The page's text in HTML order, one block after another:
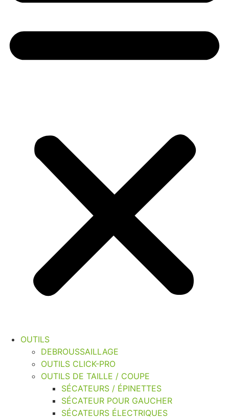
OUTILS
DEBROUSSAILLAGE
OUTILS CLICK-PRO
OUTILS DE TAILLE / COUPE
SÉCATEURS / ÉPINETTES
SÉCATEUR POUR GAUCHER
SÉCATEURS ÉLECTRIQUES